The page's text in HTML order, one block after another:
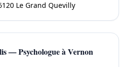
Le Grand Quevilly
— Psychologue à Vernon